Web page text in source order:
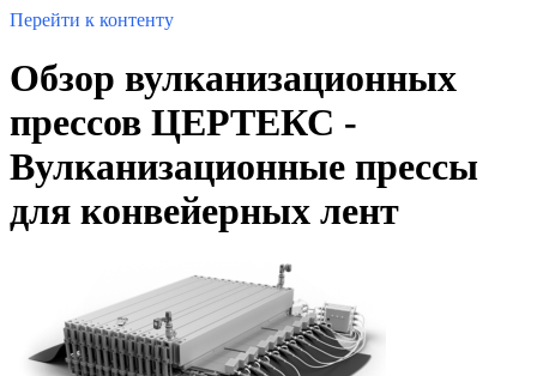
Перейти к контенту
Обзор вулканизационных
прессов ЦЕРТЕКС -
Вулканизационные прессы
для конвейерных лент